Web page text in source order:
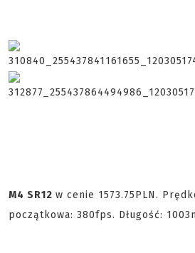
M4 SR12 w cenie 1573.75PLN.
początkowa: 380fps. Długość: